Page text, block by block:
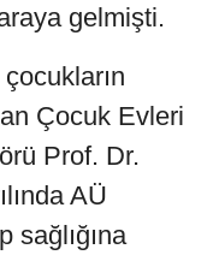
gelmişti.
Çocuk Evleri
Prof. Dr.
AÜ
sağlığına